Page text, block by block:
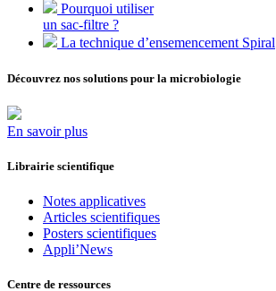
Pourquoi utiliser
un sac-filtre ?
La technique d’ensemencement Spiral
Découvrez nos solutions pour la microbiologie
En savoir plus
Librairie scientifique
Notes applicatives
Articles scientifiques
Posters scientifiques
Appli’News
Centre de ressources